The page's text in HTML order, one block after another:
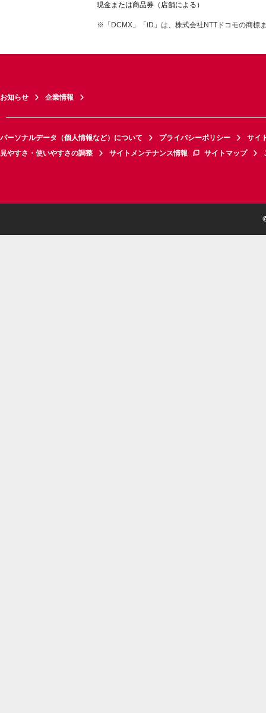
現金または商品券（店舗による）
※「DCMX」「iD」は、株式会社NTTドコモの商標
お知らせ 企業情報
パーソナルデータ（個人情報など）について プライバシーポリシー
サイ
見やすさ・使いやすさの調整
サイトメンテナンス情報 サイトマップ